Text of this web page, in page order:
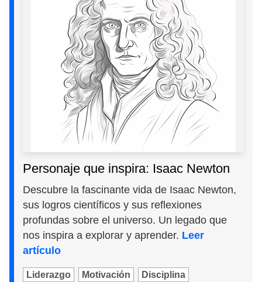
Personaje que inspira: Isaac Newton
Descubre la fascinante vida de Isaac Newton,
sus logros científicos y sus reflexiones
profundas sobre el universo. Un legado que
nos inspira a explorar y aprender. Leer
artículo
Liderazgo Motivación Disciplina